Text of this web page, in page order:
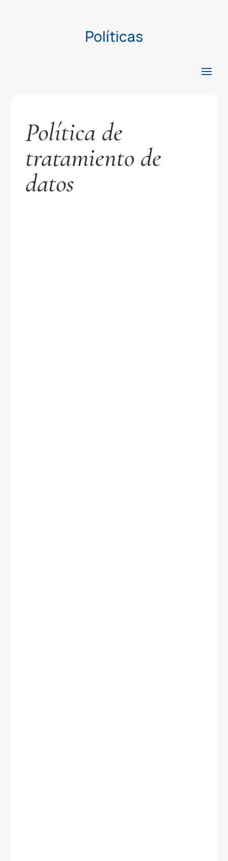
Políticas
Política de
tratamiento de
datos